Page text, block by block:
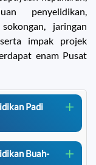
penyelidikan,
jaringan
impak projek
enam Pusat
Padi
Buah-